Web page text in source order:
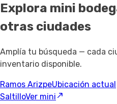
Explora mini
otras ciudades
Amplía tu búsqueda — cada
inventario disponible.
Ramos ArizpeUbicación actual
SaltilloVer mini